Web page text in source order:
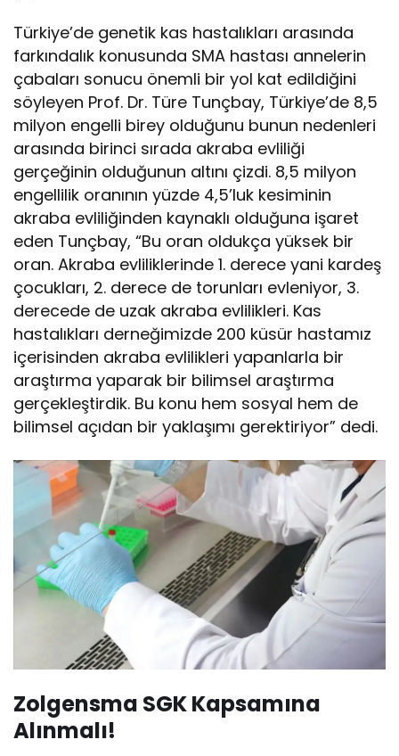
Türkiye’de genetik kas hastalıkları arasında
farkındalık konusunda SMA hastası annelerin
çabaları sonucu önemli bir yol kat edildiğini
söyleyen Prof. Dr. Türe Tunçbay, Türkiye’de 8,5
milyon engelli birey olduğunu bunun nedenleri
arasında birinci sırada akraba evliliği
gerçeğinin olduğunun altını çizdi. 8,5 milyon
engellilik oranının yüzde 4,5’luk kesiminin
akraba evliliğinden kaynaklı olduğuna işaret
eden Tunçbay, “Bu oran oldukça yüksek bir
oran. Akraba evliliklerinde 1. derece yani kardeş
çocukları, 2. derece de torunları evleniyor, 3.
derecede de uzak akraba evlilikleri. Kas
hastalıkları derneğimizde 200 küsür hastamız
içerisinden akraba evlilikleri yapanlarla bir
araştırma yaparak bir bilimsel araştırma
gerçekleştirdik. Bu konu hem sosyal hem de
bilimsel açıdan bir yaklaşımı gerektiriyor” dedi.
Zolgensma SGK Kapsamına
Alınmalı!